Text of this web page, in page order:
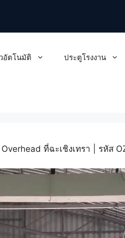
อัตโนมัติ ประตูโรงงาน
ที่ฉะเชิงเทรา | รหัส